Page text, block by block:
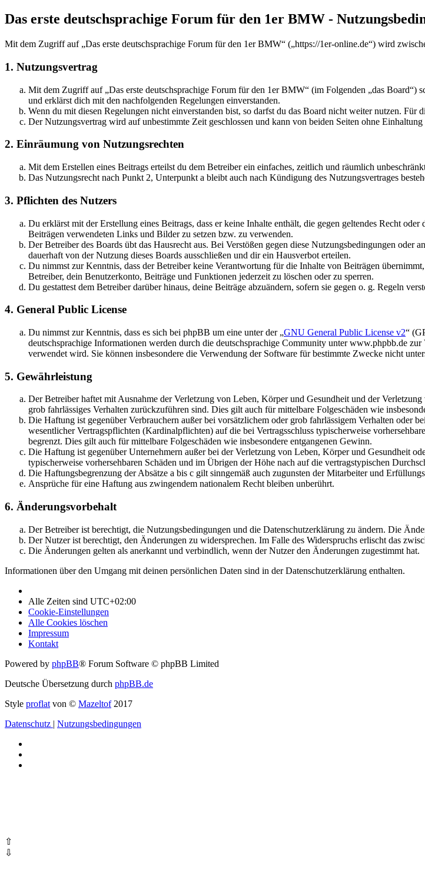
Das erste deutschsprachige Forum für den 1er BMW -
Mit dem Zugriff auf „Das erste deutschsprachige Forum für den 1er BMW“ („https://1er-online.de“) wird
1. Nutzungsvertrag
Mit dem Zugriff auf „Das erste deutschsprachige Forum für den 1er BMW“ (im Folgenden „das
und erklärst dich mit den nachfolgenden Regelungen einverstanden.
Wenn du mit diesen Regelungen nicht einverstanden bist, so darfst du das Board nicht weiter nutzen.
Der Nutzungsvertrag wird auf unbestimmte Zeit geschlossen und kann von beiden Seiten ohne
2. Einräumung von Nutzungsrechten
Mit dem Erstellen eines Beitrags erteilst du dem Betreiber ein einfaches, zeitlich und räumlich
Das Nutzungsrecht nach Punkt 2, Unterpunkt a bleibt auch nach Kündigung des Nutzungsvertrages
3. Pflichten des Nutzers
Du erklärst mit der Erstellung eines Beitrags, dass er keine Inhalte enthält, die gegen geltendes Recht
Beiträgen verwendeten Links und Bilder zu setzen bzw. zu verwenden.
Der Betreiber des Boards übt das Hausrecht aus. Bei Verstößen gegen diese Nutzungsbedingungen
dauerhaft von der Nutzung dieses Boards ausschließen und dir ein Hausverbot erteilen.
Du nimmst zur Kenntnis, dass der Betreiber keine Verantwortung für die Inhalte von Beiträgen
Betreiber, dein Benutzerkonto, Beiträge und Funktionen jederzeit zu löschen oder zu sperren.
Du gestattest dem Betreiber darüber hinaus, deine Beiträge abzuändern, sofern sie gegen o. g. Regeln
4. General Public License
Du nimmst zur Kenntnis, dass es sich bei phpBB um eine unter der „GNU General Public License v2“
deutschsprachige Informationen werden durch die deutschsprachige Community unter www.phpbb.de
verwendet wird. Sie können insbesondere die Verwendung der Software für bestimmte Zwecke nicht
5. Gewährleistung
Der Betreiber haftet mit Ausnahme der Verletzung von Leben, Körper und Gesundheit und der
grob fahrlässiges Verhalten zurückzuführen sind. Dies gilt auch für mittelbare Folgeschäden wie
Die Haftung ist gegenüber Verbrauchern außer bei vorsätzlichem oder grob fahrlässigem Verhalten oder
wesentlicher Vertragspflichten (Kardinalpflichten) auf die bei Vertragsschluss typischerweise
begrenzt. Dies gilt auch für mittelbare Folgeschäden wie insbesondere entgangenen Gewinn.
Die Haftung ist gegenüber Unternehmern außer bei der Verletzung von Leben, Körper und Gesundheit
typischerweise vorhersehbaren Schäden und im Übrigen der Höhe nach auf die vertragstypischen
Die Haftungsbegrenzung der Absätze a bis c gilt sinngemäß auch zugunsten der Mitarbeiter und
Ansprüche für eine Haftung aus zwingendem nationalem Recht bleiben unberührt.
6. Änderungsvorbehalt
Der Betreiber ist berechtigt, die Nutzungsbedingungen und die Datenschutzerklärung zu ändern. Die
Der Nutzer ist berechtigt, den Änderungen zu widersprechen. Im Falle des Widerspruchs erlischt das
Die Änderungen gelten als anerkannt und verbindlich, wenn der Nutzer den Änderungen zugestimmt hat.
Informationen über den Umgang mit deinen persönlichen Daten sind in der Datenschutzerklärung enthalten.
Alle Zeiten sind UTC+02:00
Cookie-Einstellungen
Alle Cookies löschen
Impressum
Kontakt
Powered by phpBB® Forum Software © phpBB Limited
Deutsche Übersetzung durch phpBB.de
Style proflat von © Mazeltof2017
Datenschutz | Nutzungsbedingungen
⇧
⇩